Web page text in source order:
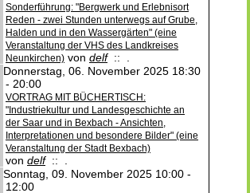
Sonderführung: "Bergwerk und Erlebnisort
Reden - zwei Stunden unterwegs auf Grube,
Halden und in den Wassergärten" (eine
Veranstaltung der VHS des Landkreises
Neunkirchen) von delf:: .
Donnerstag, 06. November 2025 18:30
- 20:00
VORTRAG MIT BÜCHERTISCH:
"Industriekultur und Landesgeschichte an
der Saar und in Bexbach - Ansichten,
Interpretationen und besondere Bilder" (eine
Veranstaltung der Stadt Bexbach)
von delf:: .
Sonntag, 09. November 2025 10:00 -
12:00